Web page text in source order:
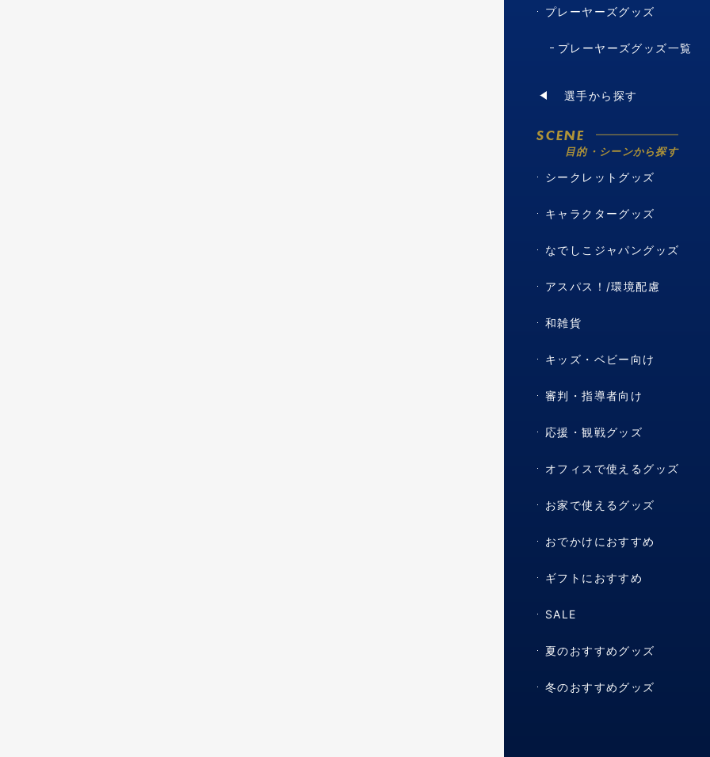
プレーヤーズグッズ
プレーヤーズグッズ一覧
選手から探す
SCENE
目的・シーンから探す
シークレットグッズ
キャラクターグッズ
なでしこジャパングッズ
アスパス！/環境配慮
和雑貨
キッズ・ベビー向け
審判・指導者向け
応援・観戦グッズ
オフィスで使えるグッズ
お家で使えるグッズ
おでかけにおすすめ
ギフトにおすすめ
SALE
夏のおすすめグッズ
冬のおすすめグッズ